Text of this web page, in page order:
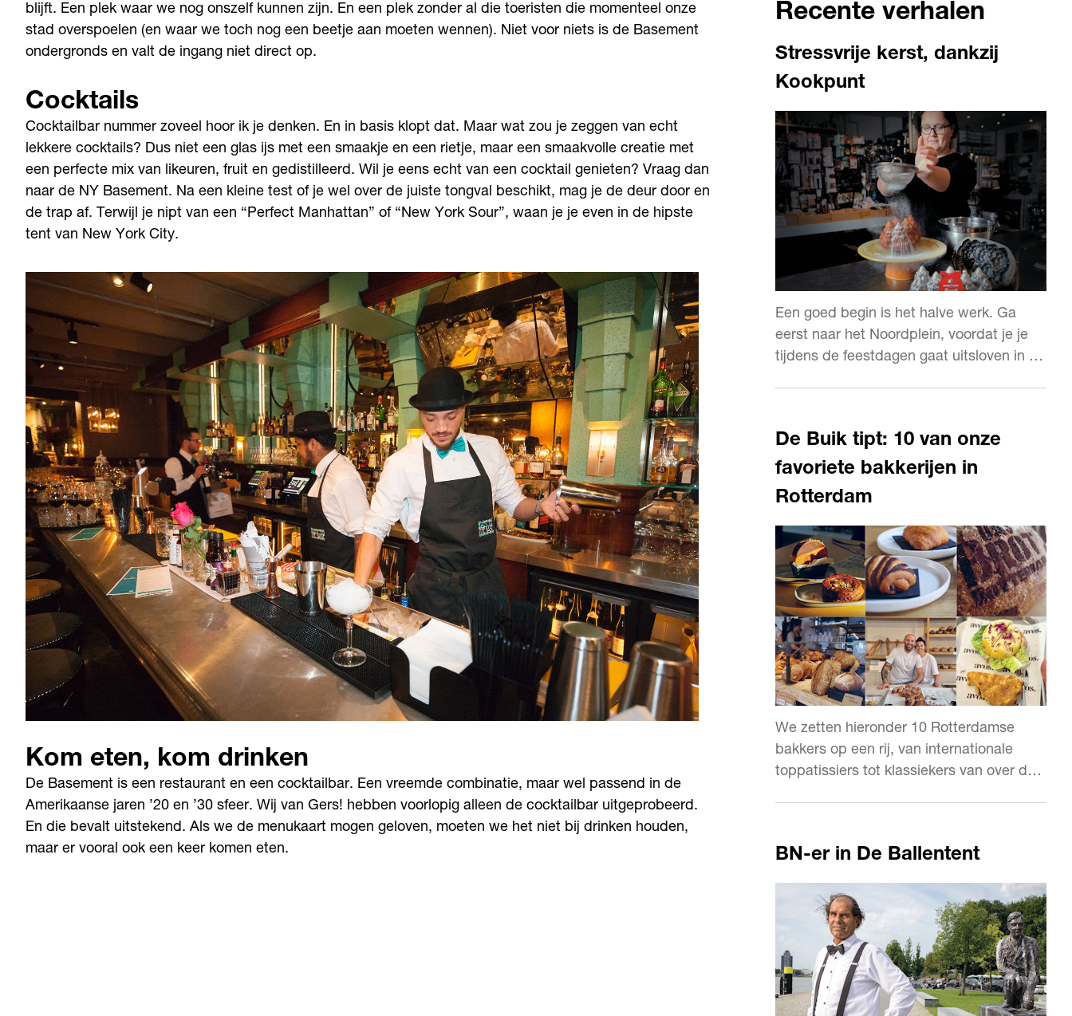
blijft. Een plek waar we nog onszelf kunnen zijn. En een plek zonder al die toeristen die momenteel onze
stad overspoelen (en waar we toch nog een beetje aan moeten wennen). Niet voor niets is de Basement
ondergronds en valt de ingang niet direct op.
Cocktails
Cocktailbar nummer zoveel hoor ik je denken. En in basis klopt dat. Maar wat zou je zeggen van echt
lekkere cocktails? Dus niet een glas ijs met een smaakje en een rietje, maar een smaakvolle creatie met
een perfecte mix van likeuren, fruit en gedistilleerd. Wil je eens echt van een cocktail genieten? Vraag dan
naar de NY Basement. Na een kleine test of je wel over de juiste tongval beschikt, mag je de deur door en
de trap af. Terwijl je nipt van een “Perfect Manhattan” of “New York Sour”, waan je je even in de hipste
tent van New York City.
Kom eten, kom drinken
De Basement is een restaurant en een cocktailbar. Een vreemde combinatie, maar wel passend in de
Amerikaanse jaren ’20 en ’30 sfeer. Wij van Gers! hebben voorlopig alleen de cocktailbar uitgeprobeerd.
En die bevalt uitstekend. Als we de menukaart mogen geloven, moeten we het niet bij drinken houden,
maar er vooral ook een keer komen eten.
Recente verhalen
Stressvrije kerst, dankzij
Kookpunt
Een goed begin is het halve werk. Ga
eerst naar het Noordplein, voordat je je
tijdens de feestdagen gaat uitsloven in de
De Buik tipt: 10 van onze
favoriete bakkerijen in
Rotterdam
We zetten hieronder 10 Rotterdamse
bakkers op een rij, van internationale
toppatissiers tot klassiekers van over de
BN-er in De Ballentent